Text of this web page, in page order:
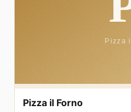
Pizza il Forno